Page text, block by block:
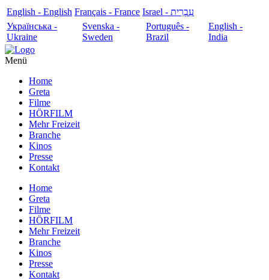
English - English Français - France
עִבְרִית - Israel
Українська -
Ukraine
Svenska -
Sweden
Português -
Brazil
English -
India
Menü
Home
Greta
Filme
HÖRFILM
Mehr Freizeit
Branche
Kinos
Presse
Kontakt
Home
Greta
Filme
HÖRFILM
Mehr Freizeit
Branche
Kinos
Presse
Kontakt